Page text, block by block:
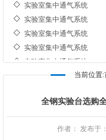
实验室集中通气系统
实验室集中通气系统
实验室集中通气系统
实验室集中通气系统
实验室集中通气系统
实验室集中通气系统
实验室集中通气系统
当前位置:
全钢实验台选购
作者： 发布于